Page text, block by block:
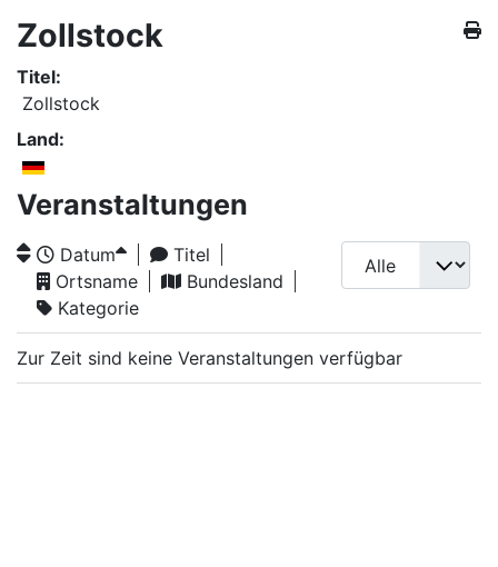
Zollstock
Titel:
Zollstock
Land:
Veranstaltungen
Datum
Titel
Ortsname
Bundesland
Kategorie
Zur Zeit sind keine Veranstaltungen verfügbar